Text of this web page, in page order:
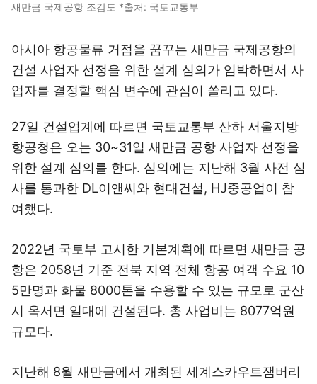
새만금 국제공항 조감도 *출처: 국토교통부
아시아 항공물류 거점을 꿈꾸는 새만금 국제공항의
건설 사업자 선정을 위한 설계 심의가 임박하면서 사
업자를 결정할 핵심 변수에 관심이 쏠리고 있다.
27일 건설업계에 따르면 국토교통부 산하 서울지방
항공청은 오는 30~31일 새만금 공항 사업자 선정을
위한 설계 심의를 한다. 심의에는 지난해 3월 사전 심
사를 통과한 DL이앤씨와 현대건설, HJ중공업이 참
여했다.
2022년 국토부 고시한 기본계획에 따르면 새만금 공
항은 2058년 기준 전북 지역 전체 항공 여객 수요 10
5만명과 화물 8000톤을 수용할 수 있는 규모로 군산
시 옥서면 일대에 건설된다. 총 사업비는 8077억원
규모다.
지난해 8월 새만금에서 개최된 세계스카우트잼버리